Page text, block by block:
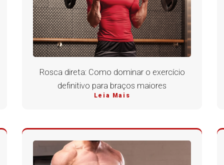
Rosca direta: Como dominar o exercício
definitivo para braços maiores
Leia Mais